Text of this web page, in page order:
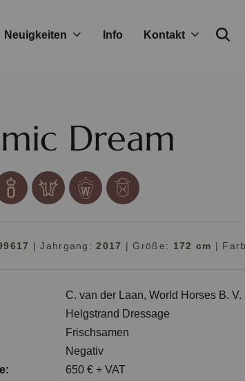
Neuigkeiten Info Kontakt
Dream
| Jahrgang:2017 | Größe: 172 cm |
C. van der Laan, World Horses B. V.
Helgstrand Dressage
Frischsamen
Negativ
650 € + VAT